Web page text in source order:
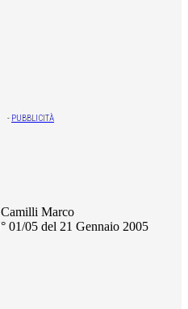
- PUBBLICITÀ
Camilli Marco
01/05 del 21 Gennaio 2005